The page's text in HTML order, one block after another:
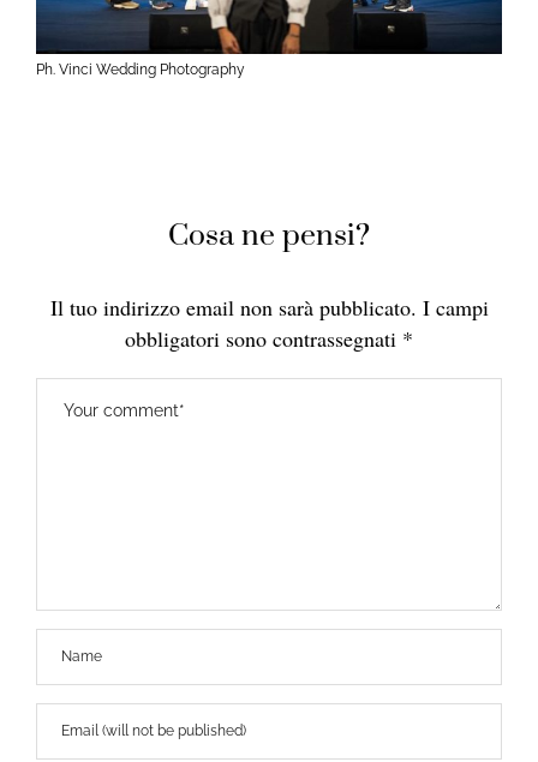
Ph. Vinci Wedding Photography
Cosa ne pensi?
Il tuo indirizzo email non sarà pubblicato. I campi
obbligatori sono contrassegnati *